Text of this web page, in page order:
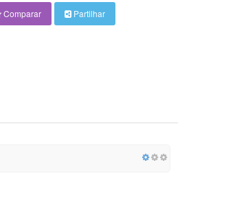
Comparar Partilhar